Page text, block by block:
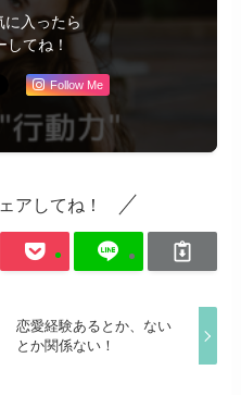
に入ったら
してね！
Follow Me
アしてね！
恋愛経験あるとか、ない
とか関係ない！